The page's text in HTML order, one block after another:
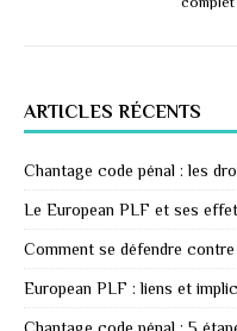
ARTICLES RÉCENTS
Chantage code pénal : les
Le European PLF et ses
Comment se défendre
European PLF : liens et